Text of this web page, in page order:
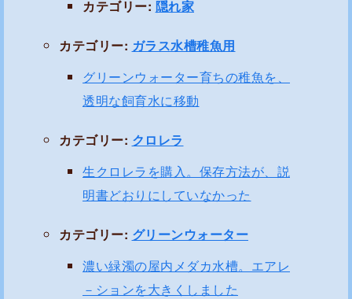
カテゴリー: 隠れ家
カテゴリー: ガラス水槽稚魚用
グリーンウォーター育ちの稚魚を、
透明な飼育水に移動
カテゴリー: クロレラ
生クロレラを購入。保存方法が、説
明書どおりにしていなかった
カテゴリー: グリーンウォーター
濃い緑濁の屋内メダカ水槽。エアレ
－ションを大きくしました